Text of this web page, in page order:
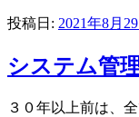
投稿日: 2021年8月29
システム管
３０年以上前は、